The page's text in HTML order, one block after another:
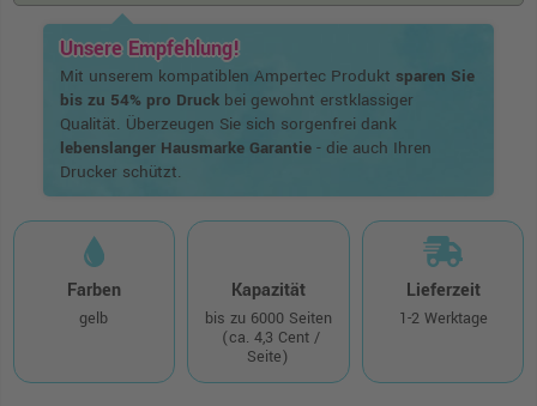
Unsere Empfehlung!
Mit unserem kompatiblen Ampertec Produkt sparen Sie
bis zu 54% pro Druckbei gewohnt erstklassiger
Qualität. Überzeugen Sie sich sorgenfrei dank
lebenslanger Hausmarke Garantie- die auch Ihren
Drucker schützt.
Farben
gelb
Kapazität
bis zu 6000 Seiten
(ca. 4,3 Cent /
Seite)
Lieferzeit
1-2 Werktage